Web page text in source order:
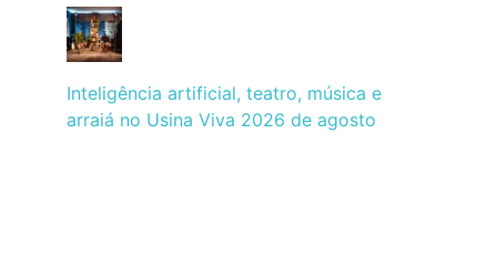
Inteligência artificial, teatro, música e
arraiá no Usina Viva 2026 de agosto